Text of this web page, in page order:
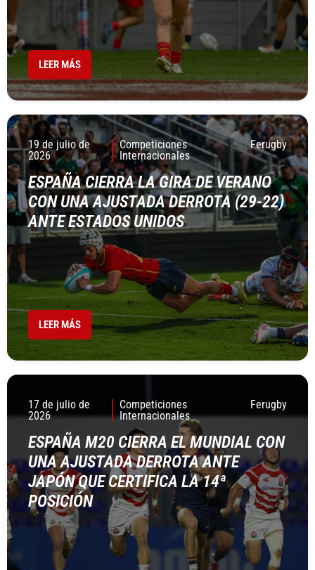
LEER MÁS
19 de julio de
2026
Competiciones
Internacionales
Ferugby
ESPAÑA CIERRA LA GIRA DE VERANO
CON UNA AJUSTADA DERROTA (29-22)
ANTE ESTADOS UNIDOS
LEER MÁS
17 de julio de
2026
Competiciones
Internacionales
Ferugby
ESPAÑA M20 CIERRA EL MUNDIAL CON
UNA AJUSTADA DERROTA ANTE
JAPÓN QUE CERTIFICA LA 14ª
POSICIÓN